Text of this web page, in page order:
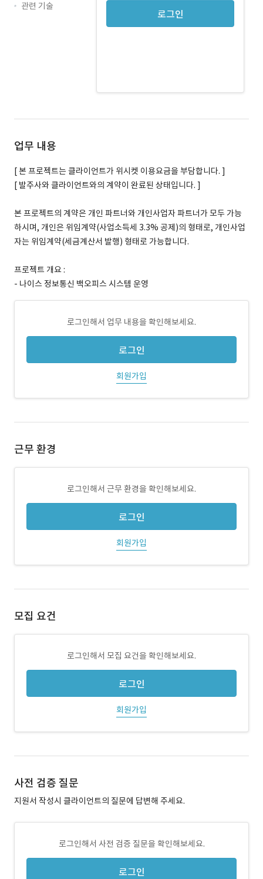
로그인
관련 기술
Java · 경력 무관
업무 내용
[ 본 프로젝트는 클라이언트가 위시켓 이용요금을 부담합니다. ]
[ 발주사와 클라이언트와의 계약이 완료된 상태입니다. ]
본 프로젝트의 계약은 개인 파트너와 개인사업자 파트너가 모두 가능
하시며, 개인은 위임계약(사업소득세 3.3% 공제)의 형태로, 개인사업
자는 위임계약(세금계산서 발행) 형태로 가능합니다.
프로젝트 개요 :
- 나이스 정보통신 백오피스 시스템 운영
로그인해서 업무 내용을 확인해보세요.
로그인
회원가입
근무 환경
로그인해서 근무 환경을 확인해보세요.
로그인
회원가입
모집 요건
로그인해서 모집 요건을 확인해보세요.
로그인
회원가입
사전 검증 질문
지원서 작성시 클라이언트의 질문에 답변해 주세요.
로그인해서 사전 검증 질문을 확인해보세요.
로그인